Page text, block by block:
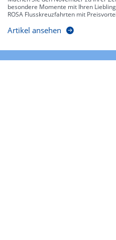
besondere Momente mit Ihren
ROSA Flusskreuzfahrten mit
Artikel ansehen